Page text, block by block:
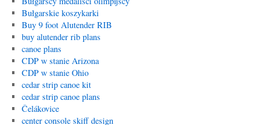
Bułgarskie koszykarki
Buy 9 foot Alutender RIB
buy alutender rib plans
canoe plans
CDP w stanie Arizona
CDP w stanie Ohio
cedar strip canoe kit
cedar strip canoe plans
Čelákovice
center console skiff design